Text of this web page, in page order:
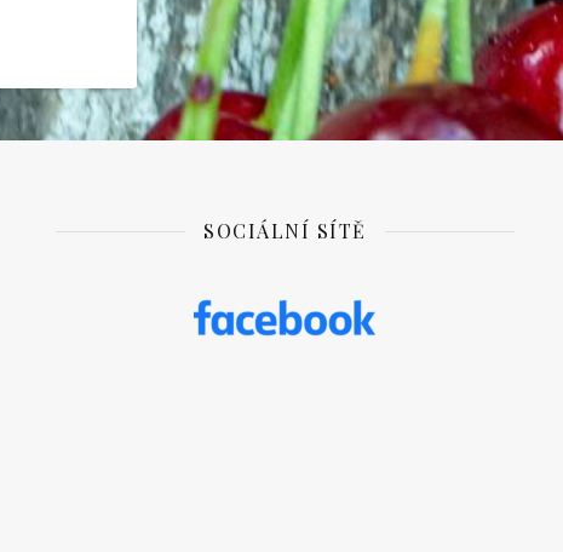
SOCIÁLNÍ SÍTĚ